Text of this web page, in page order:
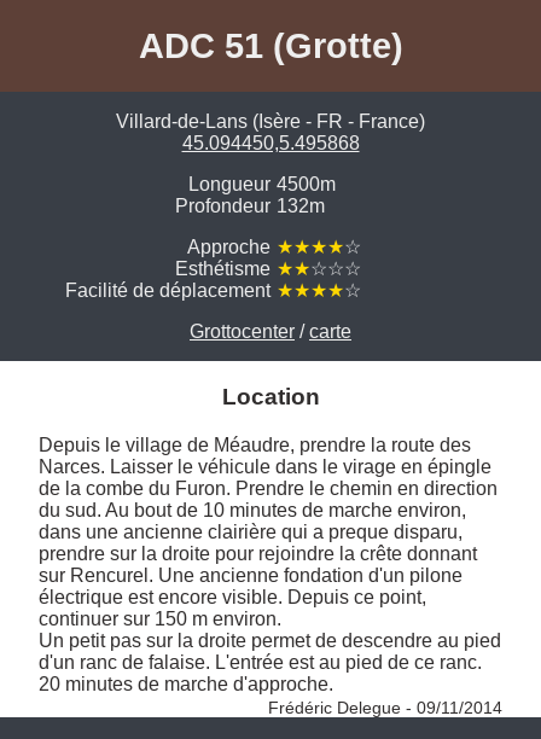
ADC 51 (Grotte)
Villard-de-Lans (Isère - FR - France)
45.094450,5.495868
Longueur 4500m
Profondeur 132m
Approche ★★★★☆
Esthétisme ★★☆☆☆
Facilité de déplacement ★★★★☆
Grottocenter /carte
Location
Depuis le village de Méaudre, prendre la route des
Narces. Laisser le véhicule dans le virage en épingle
de la combe du Furon. Prendre le chemin en direction
du sud. Au bout de 10 minutes de marche environ,
dans une ancienne clairière qui a preque disparu,
prendre sur la droite pour rejoindre la crête donnant
sur Rencurel. Une ancienne fondation d'un pilone
électrique est encore visible. Depuis ce point,
continuer sur 150 m environ.
Un petit pas sur la droite permet de descendre au pied
d'un ranc de falaise. L'entrée est au pied de ce ranc.
20 minutes de marche d'approche.
Frédéric Delegue - 09/11/2014